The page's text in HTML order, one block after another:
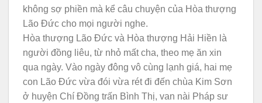
không sợ phiền mà kể câu chuyện của Hòa thượng
Lão Đức cho mọi người nghe.
Hòa thượng Lão Đức và Hòa thượng Hải Hiền là
người đồng liêu, từ nhỏ mất cha, theo mẹ ăn xin
qua ngày. Vào ngày đông vô cùng lạnh giá, hai mẹ
con Lão Đức vừa đói vừa rét đi đến chùa Kim Sơn
ở huyện Chí Đồng trấn Bình Thị, van nài Pháp sư